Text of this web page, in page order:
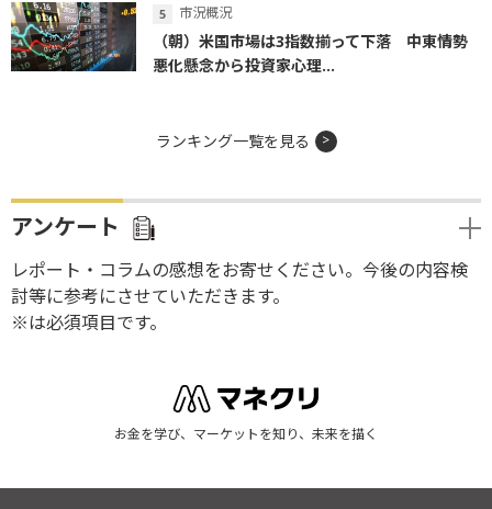
市況概況
（朝）米国市場は3指数揃って下落 中東情勢
悪化懸念から投資家心理...
ランキング一覧を見る
アンケート
レポート・コラムの感想をお寄せください。今後の内容検
討等に参考にさせていただきます。
※は必須項目です。
お金を学び、マーケットを知り、未来を描く